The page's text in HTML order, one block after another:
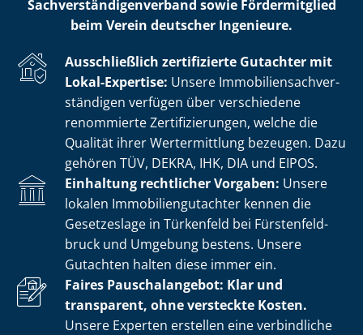
Sach­ver­stän­di­gen­ver­band sowie Fördermitglied
beim Verein deutscher Ingenieure.
Ausschließlich zertifizierte Gutachter mit
Lokal-Expertise: Unsere Im­mo­bi­li­en­sach­ver­
stän­di­gen verfügen über verschiedene
renommierte Zer­ti­fi­zie­run­gen, welche die
Qualität ihrer Wertermittlung bezeugen. Dazu
gehören TÜV, DEKRA, IHK, DIA und EIPOS.
Einhaltung rechtlicher Vorgaben: Unsere
lokalen Im­mo­bi­li­en­gut­ach­ter kennen die
Gesetzeslage in Türkenfeld bei Fürs­ten­feld­
bruck und Umgebung bestens. Unsere
Gutachten halten diese immer ein.
Faires Pauschalangebot: Klar und
transparent, ohne versteckte Kosten.
Unsere Experten erstellen eine verbindliche